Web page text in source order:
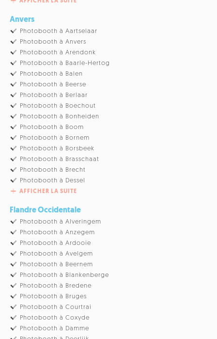
Anvers
Photobooth à Aartselaar
Photobooth à Anvers
Photobooth à Arendonk
Photobooth à Baarle-Hertog
Photobooth à Balen
Photobooth à Beerse
Photobooth à Berlaar
Photobooth à Boechout
Photobooth à Bonheiden
Photobooth à Boom
Photobooth à Bornem
Photobooth à Borsbeek
Photobooth à Brasschaat
Photobooth à Brecht
Photobooth à Dessel
AFFICHER LA SUITE
Flandre Occidentale
Photobooth à Alveringem
Photobooth à Anzegem
Photobooth à Ardooie
Photobooth à Avelgem
Photobooth à Beernem
Photobooth à Blankenberge
Photobooth à Bredene
Photobooth à Bruges
Photobooth à Courtrai
Photobooth à Coxyde
Photobooth à Damme